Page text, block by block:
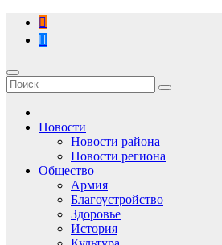
Перейти
содержимому
Новости
Новости района
Новости региона
Общество
Армия
Благоустройство
Здоровье
История